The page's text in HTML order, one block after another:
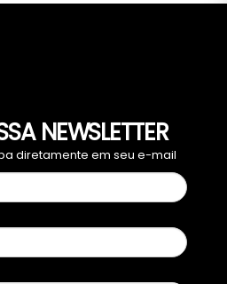
NEWSLETTER
diretamente em seu e-mail